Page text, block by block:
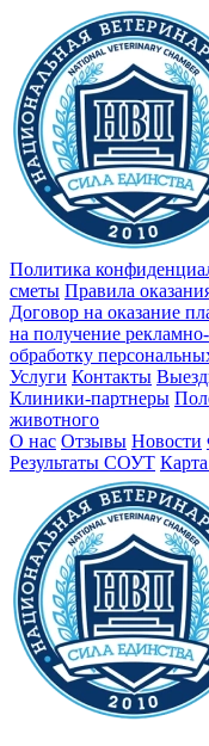
Политика
сметы Правила
Договор на оказание
на получение
обработку
Услуги Контакты
Клиники-партнеры
животного
О нас Отзывы Новости
Результаты СОУТ